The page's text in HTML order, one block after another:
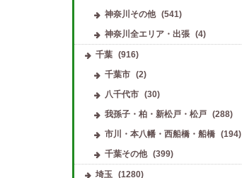
神奈川その他
(541)
神奈川全エリア・出張
(4)
千葉 (916)
千葉市
(2)
八千代市
(30)
我孫子・柏・新松戸・松戸
(288)
市川・本八幡・西船橋・船橋
(194)
千葉その他
(399)
埼玉
(1280)